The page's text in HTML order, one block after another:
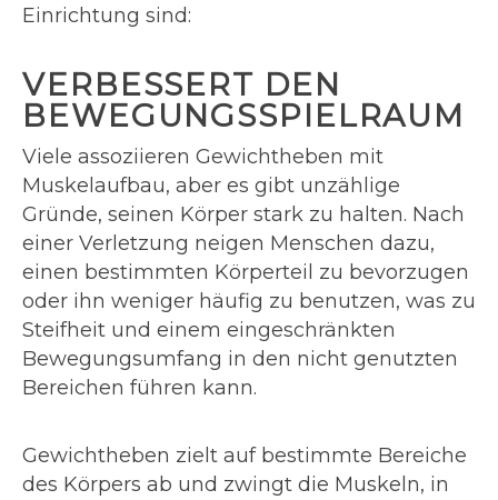
Einrichtung sind:
VERBESSERT DEN
BEWEGUNGSSPIELRAUM
Viele assoziieren Gewichtheben mit
Muskelaufbau, aber es gibt unzählige
Gründe, seinen Körper stark zu halten. Nach
einer Verletzung neigen Menschen dazu,
einen bestimmten Körperteil zu bevorzugen
oder ihn weniger häufig zu benutzen, was zu
Steifheit und einem eingeschränkten
Bewegungsumfang in den nicht genutzten
Bereichen führen kann.
Gewichtheben zielt auf bestimmte Bereiche
des Körpers ab und zwingt die Muskeln, in